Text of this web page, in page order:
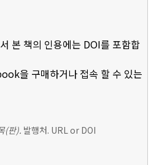
본 책의 인용에는 DOI를 포함합
을 구매하거나 접속 할 수 있는
(판). 발행처. URL or DOI